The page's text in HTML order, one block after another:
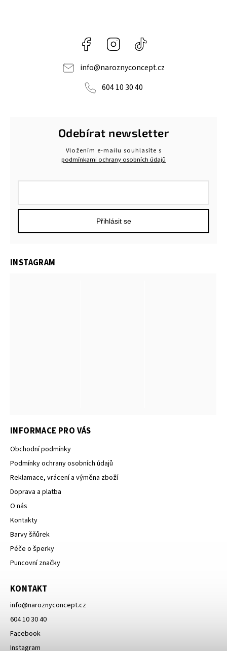
Facebook Instagram
info@naroznyconcept.cz
604 10 30 40
Odebírat newsletter
Vložením e-mailu souhlasíte s
podmínkami ochrany osobních údajů
Přihlásit se
INFORMACE PRO VÁS
Obchodní podmínky
Podmínky ochrany osobních údajů
Reklamace, vrácení a výměna zboží
Doprava a platba
O nás
Kontakty
Barvy šňůrek
Péče o šperky
Puncovní značky
KONTAKT
info@naroznyconcept.cz
604 10 30 40
Facebook
Instagram
INSTAGRAM